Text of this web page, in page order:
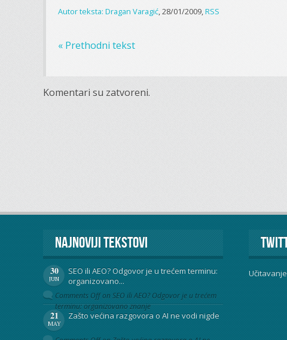
Autor teksta: Dragan Varagić, 28/01/2009,RSS
« Prethodni tekst
Komentari su zatvoreni.
Najnoviji tekstovi
30
JUN
SEO ili AEO? Odgovor je u trećem terminu:
organizovano...
Comments Offon SEO ili AEO? Odgovor je u trećem
terminu: organizovano znanje
21
MAY
Zašto većina razgovora o AI ne vodi nigde